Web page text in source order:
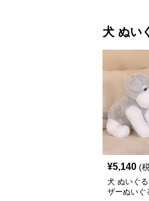
犬 ぬい
¥5,140 (
犬 ぬいぐ
ザーぬいぐ